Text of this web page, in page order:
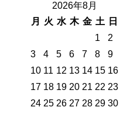
2026年8月
月
火 水 木 金 土 日
1
2
3
4 5 6 7 8
9
10 11 12 13 14 15 16
17 18 19 20 21 22 23
24 25 26 27 28 29 30